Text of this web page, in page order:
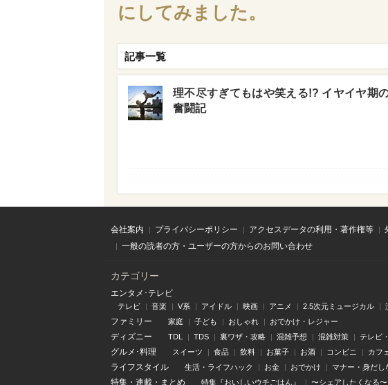
にしてみました。
記事一覧
理不尽すぎてもはや笑える!? イヤイヤ期
奮闘記
会社案内 プライバシーポリシー アクセスデータの利用・著作権等
一般の読者の方・ユーザーの方からのお問い合わせ
カテゴリー
エンタメ･テレビ
テレビ 音楽 V系 アイドル 映画 アニメ 2.5次元ミュージカル
ファミリー 家庭 子ども おしゃれ おでかけ・レジャー
ディズニー TDL TDS 裏ワザ・攻略 混雑予想 混雑対策 テレビ
グルメ･料理 スイーツ 食品 飲料 お菓子 お酒 コンビニ カフ
ライフスタイル 生活・ライフハック お金 おでかけ マナー・身だし
特集 ・ 連載 ・ まとめ 特集『おいしいウチごはん』 〜シェアしたくなる